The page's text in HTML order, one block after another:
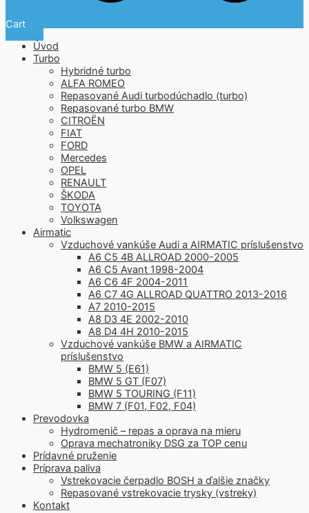
Cart
Úvod
Turbo
Hybridné turbo
ALFA ROMEO
Repasované Audi turbodúchadlo (turbo)
Repasované turbo BMW
CITROËN
FIAT
FORD
Mercedes
OPEL
RENAULT
ŠKODA
TOYOTA
Volkswagen
Airmatic
Vzduchové vankúše Audi a AIRMATIC príslušenstvo
A6 C5 4B ALLROAD 2000-2005
A6 C5 Avant 1998-2004
A6 C6 4F 2004-2011
A6 C7 4G ALLROAD QUATTRO 2013-2016
A7 2010-2015
A8 D3 4E 2002-2010
A8 D4 4H 2010-2015
Vzduchové vankúše BMW a AIRMATIC
príslušenstvo
BMW 5 (E61)
BMW 5 GT (F07)
BMW 5 TOURING (F11)
BMW 7 (F01, F02, F04)
Prevodovka
Hydromenič – repas a oprava na mieru
Oprava mechatroniky DSG za TOP cenu
Prídavné pruženie
Príprava paliva
Vstrekovacie čerpadlo BOSH a ďalšie značky
Repasované vstrekovacie trysky (vstreky)
Kontakt